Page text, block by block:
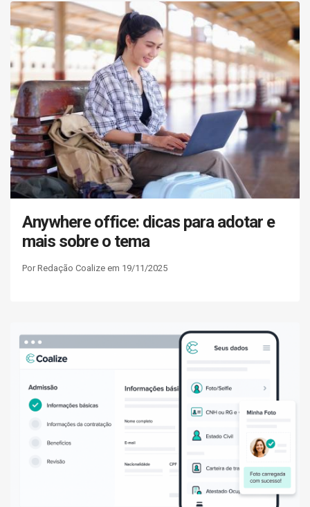
Anywhere office: dicas para adotar e
mais sobre o tema
Por Redação Coalize em 19/11/2025